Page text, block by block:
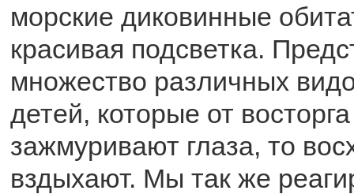
морские диковинные
красивая подсветка.
множество различных
детей, которые от
зажмуривают глаза, то
вздыхают. Мы так же